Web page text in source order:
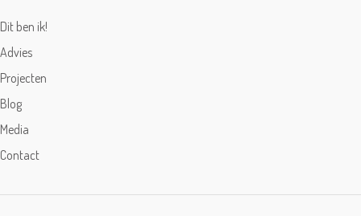
Dit ben ik!
Advies
Projecten
Blog
Media
Contact